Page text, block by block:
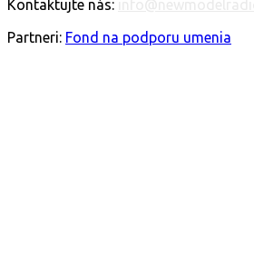
Kontaktujte nás:
Partneri: Fond na podporu umenia